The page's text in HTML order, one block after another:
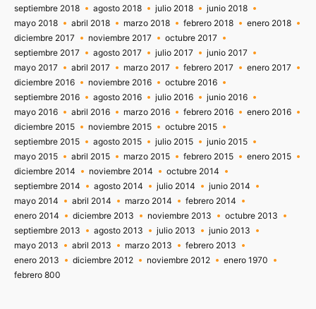
septiembre 2018
agosto 2018 julio 2018
junio 2018
mayo 2018
abril 2018 marzo 2018 febrero 2018
enero 2018
diciembre 2017
noviembre 2017
octubre 2017
septiembre 2017
agosto 2017 julio 2017
junio 2017
mayo 2017
abril 2017 marzo 2017 febrero 2017
enero 2017
diciembre 2016
noviembre 2016
octubre 2016
septiembre 2016
agosto 2016 julio 2016
junio 2016
mayo 2016
abril 2016 marzo 2016 febrero 2016
enero 2016
diciembre 2015
noviembre 2015
octubre 2015
septiembre 2015
agosto 2015 julio 2015
junio 2015
mayo 2015
abril 2015 marzo 2015 febrero 2015
enero 2015
diciembre 2014
noviembre 2014
octubre 2014
septiembre 2014
agosto 2014 julio 2014
junio 2014
mayo 2014
abril 2014 marzo 2014
febrero 2014
enero 2014
diciembre 2013 noviembre 2013
octubre 2013
septiembre 2013
agosto 2013 julio 2013
junio 2013
mayo 2013
abril 2013 marzo 2013
febrero 2013
enero 2013
diciembre 2012 noviembre 2012
enero 1970
febrero 800